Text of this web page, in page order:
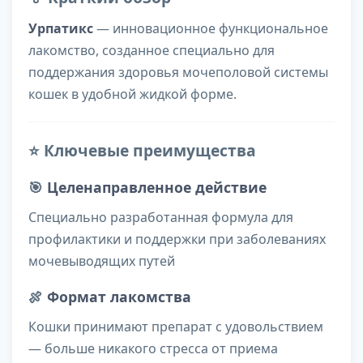
Урпатикс— инновационное функциональное
лакомство, созданное специально для
поддержания здоровья мочеполовой системы
кошек в удобной жидкой форме.
⭐ Ключевые преимущества
🎯 Целенаправленное действие
Специально разработанная формула для
профилактики и поддержки при заболеваниях
мочевыводящих путей
🍖 Формат лакомства
Кошки принимают препарат с удовольствием
— больше никакого стресса от приема